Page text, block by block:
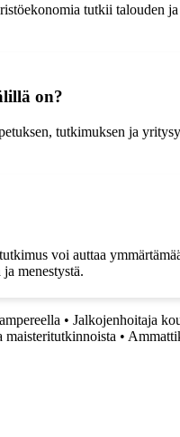
tutkii talouden
on?
tutkimuksen ja
voi auttaa
menestystä.
• Jalkojenhoitaja
•